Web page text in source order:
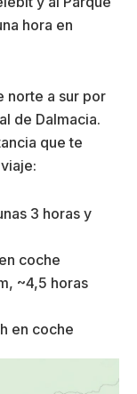
hora en
norte a sur por
de Dalmacia.
que te
3 horas y
coche
~4,5 horas
en coche